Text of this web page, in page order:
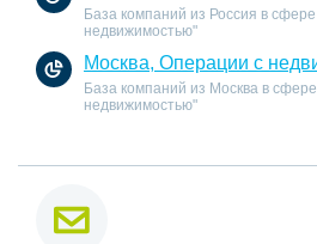
База компаний из Россия в
недвижимостью"
Москва, Операции с
База компаний из Москва в
недвижимостью"